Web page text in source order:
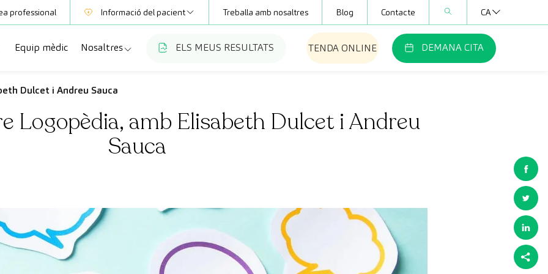
professional Informació del pacient
Mútues
Club CreuBlanca
Treballa amb nosaltres Blog Contacte CA
diagnòstiques
Equip mèdic Nosaltres
Qui som
Treballa amb nosaltres
Blog
Preguntes freqüents
ELS MEUS RESULTATS TENDA ONLINE DEMANA CITA
Dulcet i Andreu Sauca
Logopèdia, amb Elisabeth Dulcet i Andreu
Sauca